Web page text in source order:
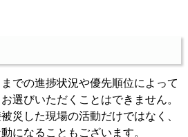
での進捗状況や優先順位によって
選びいただくことはできません。
災した現場の活動だけではなく、
になることもございます。